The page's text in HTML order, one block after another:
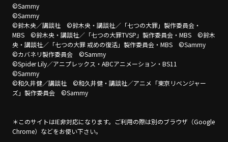
©Sammy
©Sammy
©鈴木央／講談社 ©鈴木央・講談社／「七つの大罪」製作委員会・
MBS ©鈴木央・講談社／「七つの大罪TVSP」製作委員会・MBS ©鈴木
央・講談社／「七つの大罪 戒めの復活」製作委員会・MBS ©Sammy
©カバネリ製作委員会 ©Sammy
©Spider Lily／アニプレックス・ABCアニメーション・BS11
©Sammy
©和久井健／講談社 ©和久井健・講談社／アニメ「東京リベンジャー
ズ」製作委員会 ©Sammy
＊このサイトはIE非対応になります。ご利用の際は別のブラウザ（Google
Chrome）などをお使い下さい。